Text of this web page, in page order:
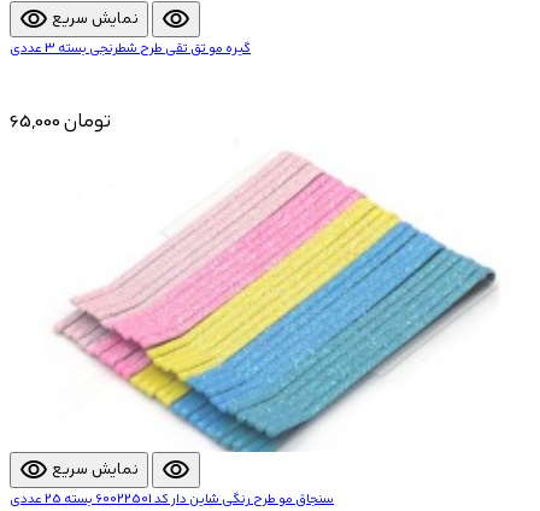
visibility نمایش سریع visibility
گیره مو تق تقی طرح شطرنجی بسته 3 عددی
65,000 تومان
visibility نمایش سریع visibility
سنجاق مو طرح رنگی شاین دار کد 60022501 بسته 25 عددی